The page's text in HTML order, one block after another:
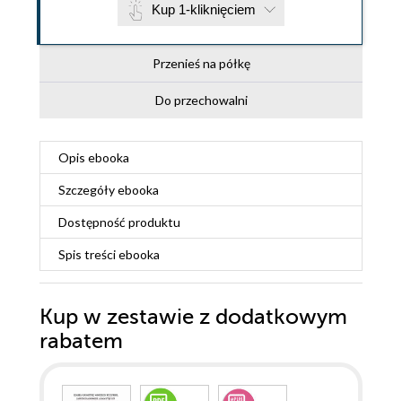
Kup 1-kliknięciem
Przenieś na półkę
Do przechowalni
Opis ebooka
Szczegółyebooka
Dostępność produktu
Spis treściebooka
Kup w zestawie z dodatkowym
rabatem